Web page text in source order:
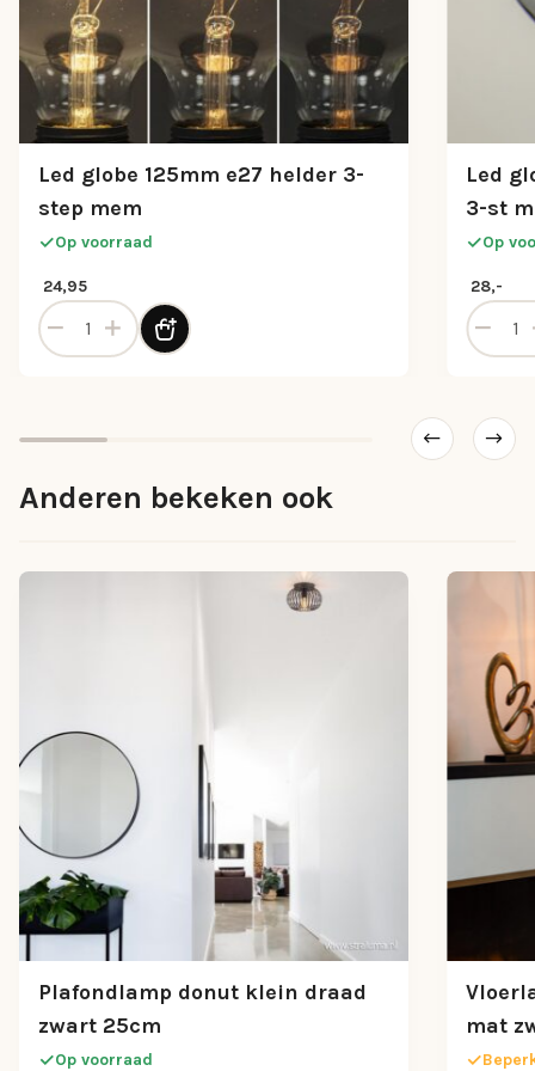
Led globe 125mm e27 helder 3-
step mem
Op voorraad
24,95
Led globe 125mm e27 helder 3-step mem aantal
Led
3-st
Op
28,-
Led
Anderen bekeken ook
Plafondlamp donut klein draad
zwart 25cm
Op voorraad
mat